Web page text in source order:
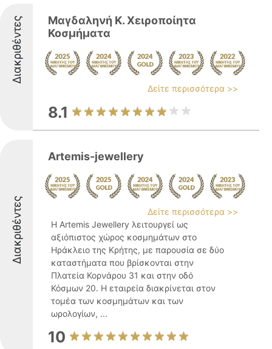
Διακριθέντες
Μαγδαληνή Κ. Χειροποίητα
Κοσμήματα
Δείτε περισσότερα >>
8.1
Διακριθέντες
Artemis-jewellery
Δείτε περισσότερα >>
Η Artemis Jewellery λειτουργεί ως
αξιόπιστος χώρος κοσμημάτων στο
Ηράκλειο της Κρήτης, με παρουσία σε δύο
καταστήματα που βρίσκονται στην
Πλατεία Κορνάρου 31 και στην οδό
Κόσμων 20. Η εταιρεία διακρίνεται στον
τομέα των κοσμημάτων και των
ωρολογίων, ...
10